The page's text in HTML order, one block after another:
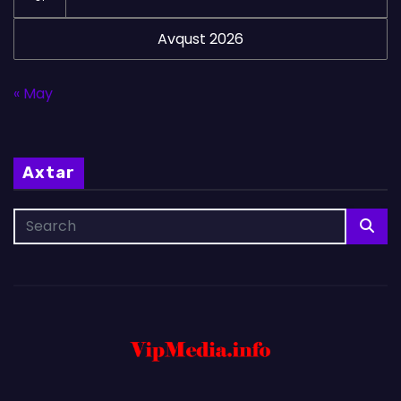
Avqust 2026
« May
Axtar